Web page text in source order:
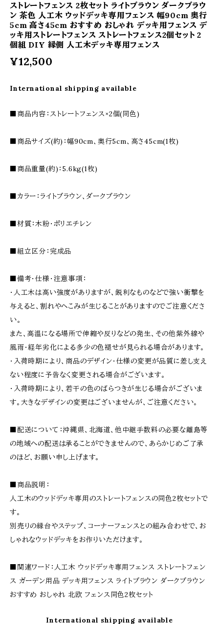
ストレートフェンス 2枚セット ライトブラウン ダークブラウ
ン 茶色 人工木 ウッドデッキ専用フェンス 幅90cm 奥行
5cm 高さ45cm おすすめ おしゃれ デッキ用フェンス デ
ッキ用ストレートフェンス ストレートフェンス2個セット 2
個組 DIY 縁側 人工木デッキ専用フェンス
¥12,500
International shipping available
■商品内容：ストレートフェンス×2個(同色)
■商品サイズ(約)：幅90cm、奥行5cm、高さ45cm(1枚)
■商品重量(約)：5.6kg(1枚)
■カラー：ライトブラウン、ダークブラウン
■材質：木粉・ポリエチレン
■組立区分：完成品
■備考・仕様・注意事項：
・人工木は高い強度がありますが、鋭利なものなどで強い衝撃を
与えると、割れやへこみが生じることがありますのでご注意くださ
い。
また、高温になる場所で伸縮や反りなどの発生、その他紫外線や
風雨・経年劣化による多少の色褪せが見られる場合があります。
・入荷時期により、商品のデザイン・仕様の変更が品質に差し支え
ない程度に予告なく変更される場合がございます。
・入荷時期により、若干の色のばらつきが生じる場合がございま
す。大きなデザインの変更はございませんが、ご注意ください。
■配送について：沖縄県、北海道、他中継手数料の必要な離島等
の地域への配送は承ることができませんので、あらかじめご了承
のほど、お願い申し上げます。
■商品説明：
人工木のウッドデッキ専用のストレートフェンスの同色2枚セットで
す。
別売りの縁台やステップ、コーナーフェンスとの組み合わせで、お
しゃれなウッドデッキをお作りいただけます。
■関連ワード：人工木 ウッドデッキ専用フェンス ストレートフェン
ス ガーデン用品 デッキ用フェンス ライトブラウン ダークブラウン
おすすめ おしゃれ 北欧 フェンス同色2枚セット
International shipping available